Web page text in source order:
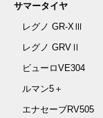
サマータイヤ
レグノ GR-XⅢ
レグノ GRVⅡ
ビューロVE304
ルマン5＋
エナセーブRV505